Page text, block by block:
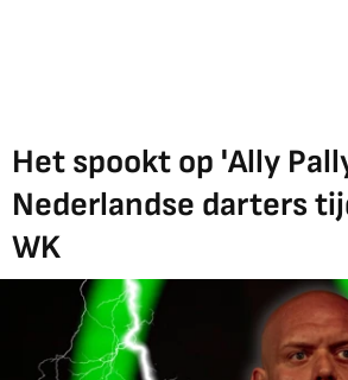
Het spookt op 'Ally
Nederlandse darters
WK